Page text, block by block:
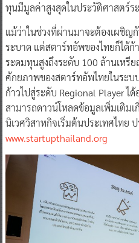
ทุนมีมูลค่าสูงสุดในประวัติศาสตร์ร
แม้ว่าในช่วงที่ผ่านมาจะต้องเผชิญ
ระบาด แต่สตาร์ทอัพของไทยก็ได้
ระดมทุนสูงถึงระดับ 100 ล้านเหรี
ศักยภาพของสตาร์ทอัพไทยในระบ
ก้าวไปสู่ระดับ Regional Player
สามารถดาวน์โหลดข้อมูลเพิ่มเติม
นิเวศวิสาหกิจเริ่มต้นประเทศไทย
www.startupthailand.org